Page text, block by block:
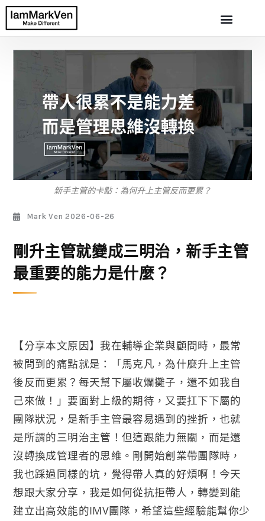
新手主管的卡點：為何升上主管反而更累？
Mark Ven 2026-06-26
剛升主管就變成三明治，新手主管
最重要的能力是什麼？
【分享本文原因】我在輔導企業與顧問時，最常
被問到的痛點就是：「馬克凡，為什麼升上主管
後反而更累？每天幫下屬收爛攤子，還不如我自
己來做！」要面對上級的期待，又要扛下下屬的
團隊狀況，是新手主管最容易遇到的挫折，也就
是所謂的三明治主管！但這跟能力無關，而是還
沒轉換成管理者的思維。剛開始創業帶團隊時，
我也踩過同樣的坑，覺得帶人真的好煩啊！今天
想跟大家分享，我是如何從抗拒帶人，轉變到能
建立出高效能的IMV團隊，希望這些經驗能幫你少